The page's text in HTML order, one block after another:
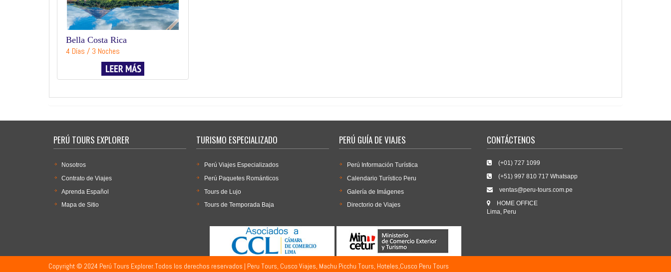
Bella Costa Rica
4 Días / 3 Noches
PERÚ TOURS EXPLORER
Nosotros
Contrato de Viajes
Aprenda Español
Mapa de Sitio
TURISMO ESPECIALIZADO
Perú Viajes Especializados
Perú Paquetes Románticos
Tours de Lujo
Tours de Temporada Baja
PERÚ GUÍ­A DE VIAJES
Perú Información Turística
Calendario Turí­stico Peru
Galería de Imágenes
Directorio de Viajes
CONTÁCTENOS
(+01) 727 1099
(+51) 997 810 717 Whatsapp
ventas@peru-tours.com.pe
HOME OFFICE
Lima, Peru
Copyright © 2024 Perú Tours Explorer.Todos los derechos reservados | Peru Tours, Cusco Viajes, Machu Picchu Tours, Hoteles,Cusco Peru Tours